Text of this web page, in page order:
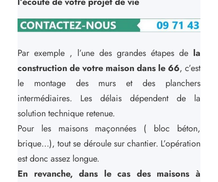
Par exemple , l’une des grandes étapes de la
construction de votre maison dans le 66, c’est
le montage des murs et des planchers
intermédiaires. Les délais dépendent de la
solution technique retenue.
Pour les maisons maçonnées ( bloc béton,
brique…), tout se déroule sur chantier. L’opération
est donc assez longue.
En revanche, dans le cas des maisons à